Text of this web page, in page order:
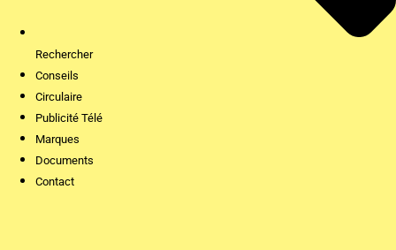
Rechercher
Conseils
Circulaire
Publicité Télé
Marques
Documents
Contact